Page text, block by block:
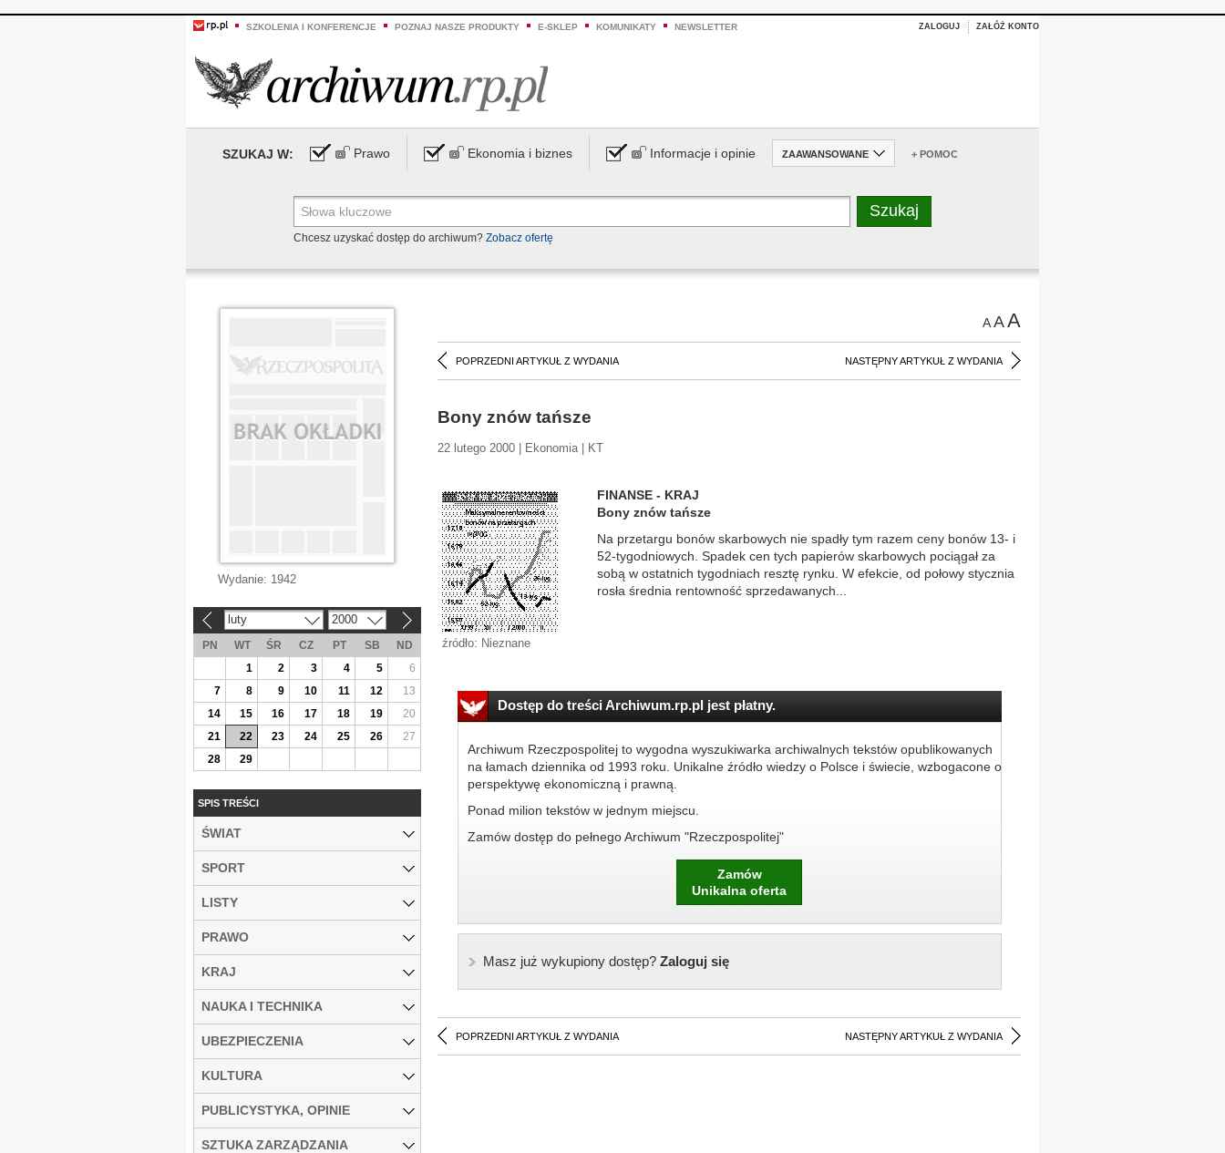
SZKOLENIA I KONFERENCJE POZNAJ NASZE PRODUKTY E-SKLEP KOMUNIKATY NEWSLETTER ZALOGUJ ZAŁÓŻ KONTO
SZUKAJ W: Prawo Ekonomia i biznes Informacje i opinie ZAAWANSOWANE + POMOC
Chcesz uzyskać dostęp do archiwum? Zobacz ofertę
AAA
POPRZEDNI ARTYKUŁ Z WYDANIA NASTĘPNY ARTYKUŁ Z WYDANIA
Bony znów tańsze
22 lutego 2000 | Ekonomia | KT
źródło: Nieznane
FINANSE - KRAJ
Bony znów tańsze
Na przetargu bonów skarbowych nie spadły tym razem ceny bonów 13- i
52-tygodniowych. Spadek cen tych papierów skarbowych pociągał za
sobą w ostatnich tygodniach resztę rynku. W efekcie, od połowy stycznia
rosła średnia rentowność sprzedawanych...
Dostęp do treści Archiwum.rp.pl jest płatny.
Archiwum Rzeczpospolitej to wygodna wyszukiwarka archiwalnych tekstów opublikowanych
na łamach dziennika od 1993 roku. Unikalne źródło wiedzy o Polsce i świecie, wzbogacone o
perspektywę ekonomiczną i prawną.
Ponad milion tekstów w jednym miejscu.
Zamów dostęp do pełnego Archiwum "Rzeczpospolitej"
Zamów
Unikalna oferta
Masz już wykupiony dostęp?Zaloguj się
POPRZEDNI ARTYKUŁ Z WYDANIA NASTĘPNY ARTYKUŁ Z WYDANIA
Wydanie: 1942
luty 2000
PN WT ŚR CZ PT SB
ND
1
2 3 4 5
6
7
8 9 10 11 12
13
14
15 16 17 18 19
20
21
22 23 24 25 26
27
28
29
SPIS TREŚCI
ŚWIAT
SPORT
LISTY
PRAWO
KRAJ
NAUKA I TECHNIKA
UBEZPIECZENIA
KULTURA
PUBLICYSTYKA, OPINIE
SZTUKA ZARZĄDZANIA